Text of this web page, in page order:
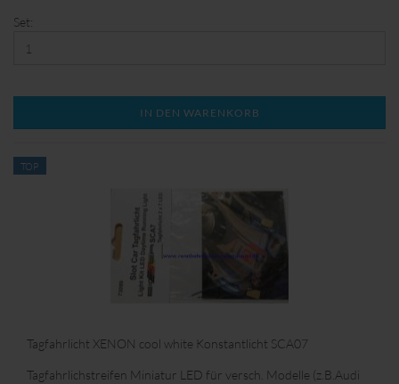
Set:
IN DEN WARENKORB
TOP
Tagfahrlicht XENON cool white Konstantlicht SCA07
Tagfahrlichstreifen Miniatur LED für versch. Modelle (z.B.Audi